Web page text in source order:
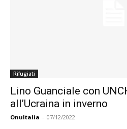
Rifugiati
Lino Guanciale con
all’Ucraina in inverno
OnuItalia - 07/12/2022